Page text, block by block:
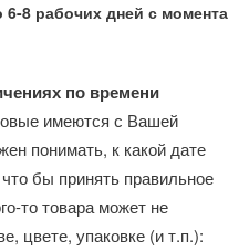
8 рабочих дней с момента
по времени
имеются с Вашей
понимать, к какой дате
бы принять правильное
то товара может не
цвете, упаковке (и т.п.):